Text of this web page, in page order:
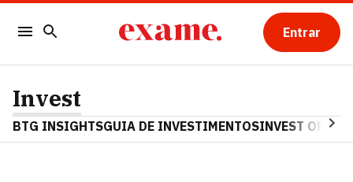
Entrar
Invest
BTG INSIGHTSGUIA DE INVESTIMENTOSINVEST OPINA